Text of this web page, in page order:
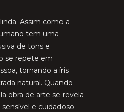
Assim como a
tem uma
de tons e
se repete em
tornando a íris
natural. Quando
obra de arte se revela
e cuidadoso